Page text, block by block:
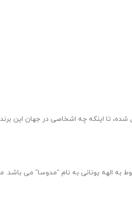
تا اینکه چه اشخاصی در جهان این
الهه یونانی به نام “مدوسا” می باشد.